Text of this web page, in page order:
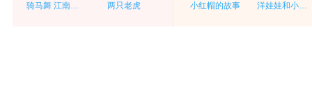
骑马舞 江南style 两只老虎 小红帽的故事 洋娃娃和小熊跳舞